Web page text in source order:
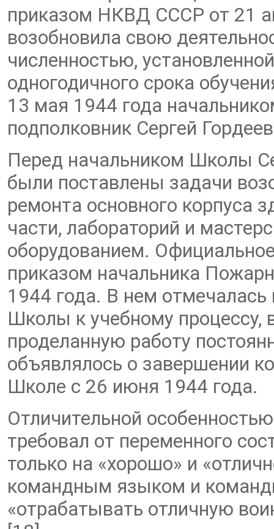
приказом НКВД СССР от 21
возобновила свою
численностью,
одногодичного срока
13 мая 1944 года
подполковник Сергей
Перед начальником Школы
были поставлены задачи
ремонта основного корпуса
части, лабораторий и
оборудованием.
приказом начальника
1944 года. В нем отмечалась
Школы к учебному процессу,
проделанную работу
объявлялось о завершении
Школе с 26 июня 1944 года.
Отличительной
требовал от переменного
только на «хорошо» и
командным языком и
«отрабатывать отличную